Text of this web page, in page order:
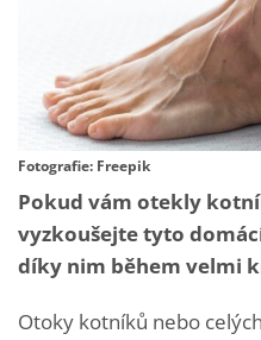
Fotografie: Freepik
Pokud vám otekly
vyzkoušejte tyto
díky nim během velmi
Otoky kotníků nebo